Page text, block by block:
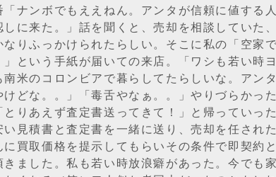
「ナンボでもええねん。アンタが信頼に値する
しに来た。」話を聞くと、売却を相談していた
なりふっかけられたらしい。そこに私の「空家
」という手紙が届いての来店。「ワシも若い時
南米のコロンビアで暮らしてたらしいな。アン
けどな。。」「毒舌やなぁ。。」やりづらかっ
とりあえず査定書送ってきて！」と帰っていっ
い見積書と査定書を一緒に送り、売却を任され
に買取価格を提示してもらいその条件で即契約
きました。私も若い時放浪癖があった。今でも